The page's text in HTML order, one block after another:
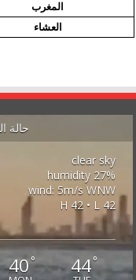
المغرب
العشاء
حالة
clear sky
27% humidity
wind: 5m/s WNW
H 42 • L 42
40° 44°